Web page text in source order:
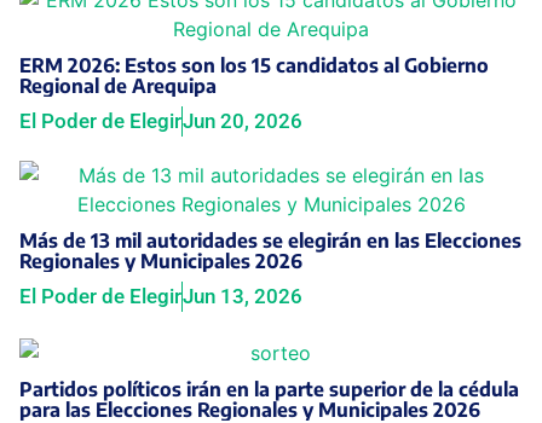
ERM 2026: Estos son los 15 candidatos al Gobierno
Regional de Arequipa
El Poder de ElegirJun 20, 2026
Más de 13 mil autoridades se elegirán en las Elecciones
Regionales y Municipales 2026
El Poder de ElegirJun 13, 2026
Partidos políticos irán en la parte superior de la cédula
para las Elecciones Regionales y Municipales 2026